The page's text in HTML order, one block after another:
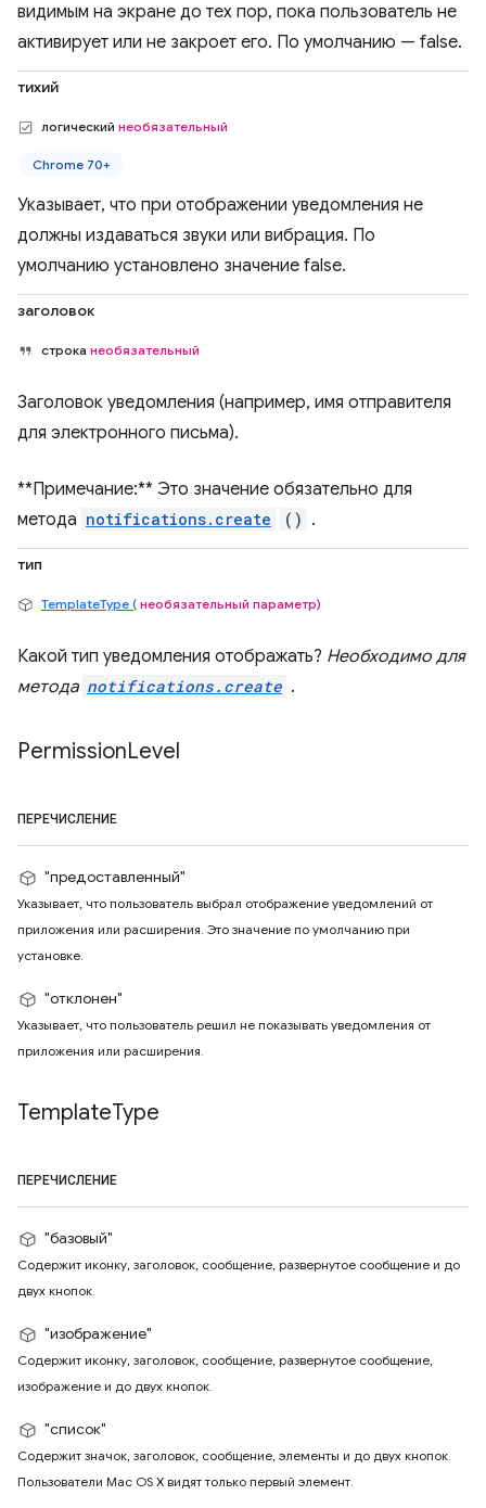
видимым на экране до тех пор, пока пользователь не
активирует или не закроет его. По умолчанию — false.
тихий
логический необязательный
Chrome 70+
Указывает, что при отображении уведомления не
должны издаваться звуки или вибрация. По
умолчанию установлено значение false.
заголовок
строка необязательный
Заголовок уведомления (например, имя отправителя
для электронного письма).
**Примечание:** Это значение обязательно для
метода notifications.create () .
тип
TemplateType ( необязательный параметр)
Какой тип уведомления отображать? Необходимо для
метода notifications.create .
PermissionLevel
ПЕРЕЧИСЛЕНИЕ
"предоставленный"
Указывает, что пользователь выбрал отображение уведомлений от
приложения или расширения. Это значение по умолчанию при
установке.
"отклонен"
Указывает, что пользователь решил не показывать уведомления от
приложения или расширения.
TemplateType
ПЕРЕЧИСЛЕНИЕ
"базовый"
Содержит иконку, заголовок, сообщение, развернутое сообщение и до
двух кнопок.
"изображение"
Содержит иконку, заголовок, сообщение, развернутое сообщение,
изображение и до двух кнопок.
"список"
Содержит значок, заголовок, сообщение, элементы и до двух кнопок.
Пользователи Mac OS X видят только первый элемент.